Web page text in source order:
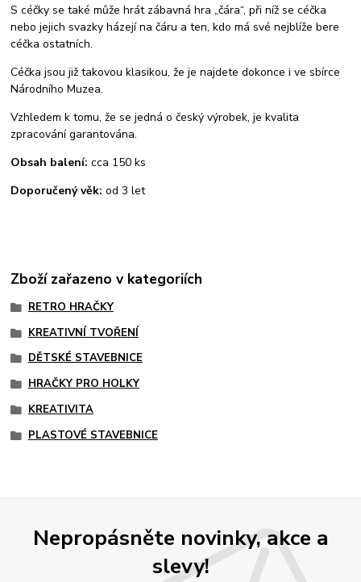
S céčky se také může hrát zábavná hra „čára“, při níž se céčka
nebo jejich svazky házejí na čáru a ten, kdo má své nejblíže bere
céčka ostatních.
Céčka jsou již takovou klasikou, že je najdete dokonce i ve sbírce
Národního Muzea.
Vzhledem k tomu, že se jedná o český výrobek, je kvalita
zpracování garantována.
Obsah balení: cca 150 ks
Doporučený věk:od 3 let
Zboží zařazeno v kategoriích
RETRO HRAČKY
KREATIVNÍ TVOŘENÍ
DĚTSKÉ STAVEBNICE
HRAČKY PRO HOLKY
KREATIVITA
PLASTOVÉ STAVEBNICE
Nepropásněte novinky, akce a
slevy!